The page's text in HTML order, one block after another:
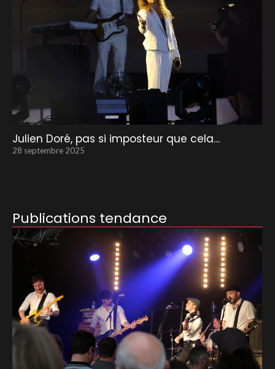
Julien Doré, pas si imposteur que cela…
28 septembre 2025
Publications tendance